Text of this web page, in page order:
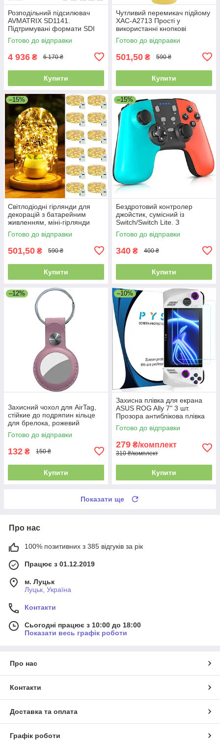
Розподільний підсилювач
AVMATRIX SD1141.
Підтримувані формати SDI
3G/HD/S0,
пересинхронізація. Уцінка
Готово до відправки
4 936 ₴ 6 170 ₴
Купити
Чутливий перемикач підйому
XAC-A2713 Прості у
використанні кнопкові
перемикачі
Готово до відправки
501,50 ₴ 590 ₴
Купити
–15%
Світлодіодні гірлянди для
декорацій з батарейним
живленням, міні-гірлянди
довжиною 2 м, 20
світлодіодів, 12 шт.
Готово до відправки
501,50 ₴ 590 ₴
Купити
–15%
Бездротовий контролер
джойстик, сумісний із
Switch/Switch Lite. З
регульованою вібрацією
Готово до відправки
340 ₴ 400 ₴
Купити
–12%
Захисний чохол для AirTag,
стійкие до подряпин кільце
для брелока, рожевий
Готово до відправки
132 ₴ 150 ₴
Купити
–10%
Захисна плівка для екрана
ASUS ROG Ally 7" 3 шт.
Прозора антиблікова плівка
від подряпин і відбитків
Готово до відправки
279 ₴/комплект
310 ₴/комплект
Купити
Показати ще
Про нас
100% позитивних з 385 відгуків за рік
Працює з 01.12.2019
м. Луцьк
Луцьк, Україна
Контакти
Сьогодні працює з 10:00 до 18:00
Показати весь графік роботи
Про нас
Контакти
Доставка та оплата
Графік роботи